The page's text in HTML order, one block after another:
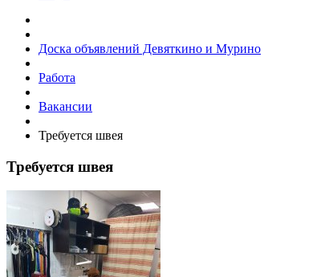
Доска объявлений Девяткино и Мурино
Работа
Вакансии
Требуется швея
Требуется швея